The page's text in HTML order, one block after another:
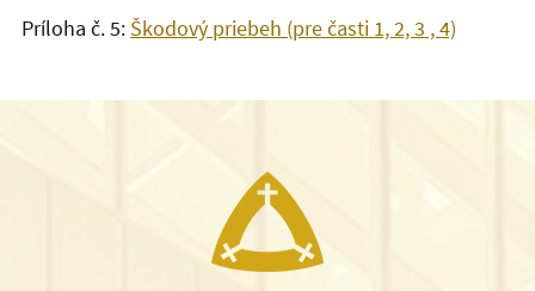
Príloha č. 5: Škodový priebeh (pre časti 1, 2, 3 , 4)